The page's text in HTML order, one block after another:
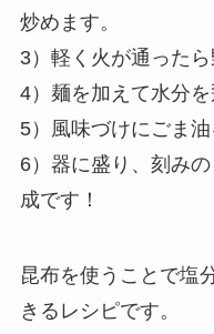
炒めます。
3）軽く火が通った
4）麺を加えて水分を
5）風味づけにごま油
6）器に盛り、刻み
成です！
昆布を使うことで塩
きるレシピです。